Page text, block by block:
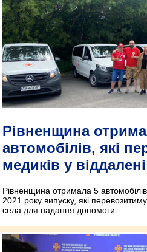
Рівненщина
автомобілів, які
медиків у
Рівненщина отримала 5
2021 року випуску, які
села для надання допомоги.